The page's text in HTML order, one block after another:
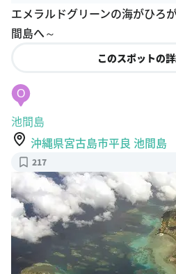
2141134314768258903
エメラルドグリーンの海がひろ
間島へ～
このスポットの
O
池間島
沖縄県宮古島市平良 池間島
217